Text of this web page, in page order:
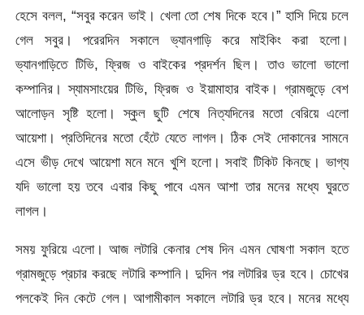
হেসে বলল, “সবুর করেন ভাই। খেলা তো শেষ দিকে হবে।” হাসি দিয়ে চলে
গেল সবুর। পরেরদিন সকালে ভ্যানগাড়ি করে মাইকিং করা হলো।
ভ্যানগাড়িতে টিভি, ফ্রিজ ও বাইকের প্রদর্শন ছিল। তাও ভালো ভালো
কম্পানির। স্যামসাংয়ের টিভি, ফ্রিজ ও ইয়ামাহার বাইক। গ্রামজুড়ে বেশ
আলোড়ন সৃষ্টি হলো। স্কুল ছুটি শেষে নিত্যদিনের মতো বেরিয়ে এলো
আয়েশা। প্রতিদিনের মতো হেঁটে যেতে লাগল। ঠিক সেই দোকানের সামনে
এসে ভীড় দেখে আয়েশা মনে মনে খুশি হলো। সবাই টিকিট কিনছে। ভাগ্য
যদি ভালো হয় তবে এবার কিছু পাবে এমন আশা তার মনের মধ্যে ঘুরতে
লাগল।
সময় ফুরিয়ে এলো। আজ লটারি কেনার শেষ দিন এমন ঘোষণা সকাল হতে
গ্রামজুড়ে প্রচার করছে লটারি কম্পানি। দুদিন পর লটারির ড্র হবে। চোখের
পলকেই দিন কেটে গেল। আগামীকাল সকালে লটারি ড্র হবে। মনের মধ্যে